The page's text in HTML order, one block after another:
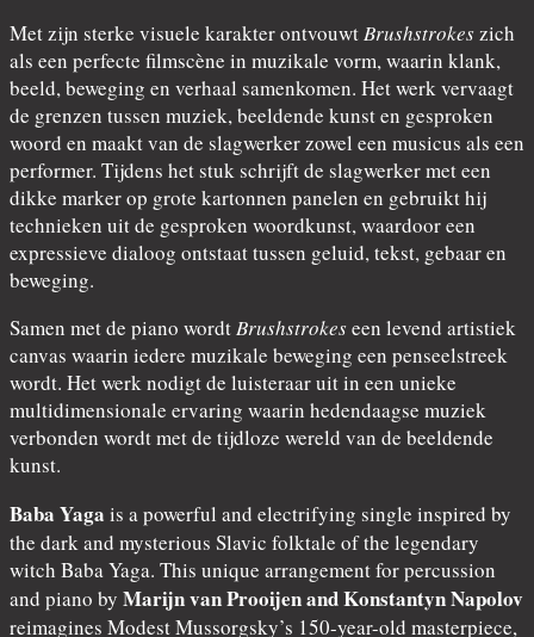
Met zijn sterke visuele karakter ontvouwtBrushstrokeszich
als een perfecte filmscène in muzikale vorm, waarin klank,
beeld, beweging en verhaal samenkomen. Het werk vervaagt
de grenzen tussen muziek, beeldende kunst en gesproken
woord en maakt van de slagwerker zowel een musicus als een
performer. Tijdens het stuk schrijft de slagwerker met een
dikke marker op grote kartonnen panelen en gebruikt hij
technieken uit de gesproken woordkunst, waardoor een
expressieve dialoog ontstaat tussen geluid, tekst, gebaar en
beweging.
Samen met de piano wordtBrushstrokeseen levend artistiek
canvas waarin iedere muzikale beweging een penseelstreek
wordt. Het werk nodigt de luisteraar uit in een unieke
multidimensionale ervaring waarin hedendaagse muziek
verbonden wordt met de tijdloze wereld van de beeldende
kunst.
Baba Yaga is a powerful and electrifying single inspired by
the dark and mysterious Slavic folktale of the legendary
witch Baba Yaga. This unique arrangement for percussion
and piano by Marijn van Prooijen and Konstantyn Napolov
reimagines Modest Mussorgsky’s 150-year-old masterpiece,